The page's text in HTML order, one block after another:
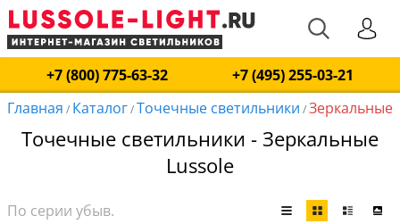
+7 (800) 775-63-32
+7 (495) 255-03-21
Главная / Каталог/Точечные светильники /Зеркальные
Точечные светильники - Зеркальные
Lussole